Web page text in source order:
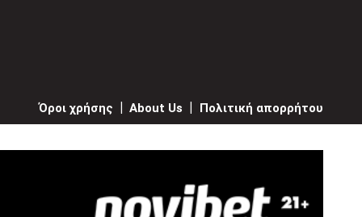
Όροι χρήσης About Us Πολιτική απορρήτου